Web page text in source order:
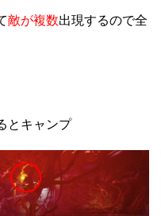
敵が複数出現するので全
とキャンプ